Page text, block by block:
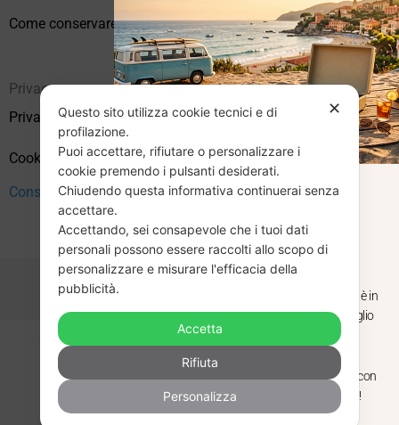
Come conservare correttamente i vinili usati
Privacy
Privacy Policy
Cookie Policy (UE)
Consenso
Copyright © 2026 Vendita Vinili Usati | P.IVA 12240940960
NextWebStudio
✕
Questo sito utilizza cookie tecnici e di
profilazione.
Puoi accettare, rifiutare o personalizzare i
cookie premendo i pulsanti desiderati.
Chiudendo questa informativa continuerai senza
accettare.
Accettando, sei consapevole che i tuoi dati
personali possono essere raccolti allo scopo di
personalizzare e misurare l'efficacia della
pubblicità.
Accetta
Rifiuta
Personalizza
CHIUSURA
ESTIVA
Dal 29 luglio al 31 agosto venditaviniliusati.it è in
pausa estiva. Gli ordini ricevuti entro il 29 luglio
saranno spediti regolarmente.
Torniamo il 1 settembre, pronti a riprendere con
nuovi arrivi. Buona estate e buon ascolto!